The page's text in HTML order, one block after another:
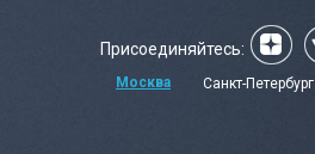
Присоединяйтесь:
Москва Санкт-Петербург